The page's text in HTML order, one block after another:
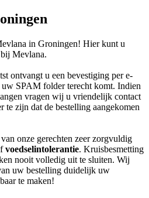
in Groningen! Hier kunt u
Mevlana.
ontvangt u een bevestiging per e-
SPAM folder terecht komt. Indien
vragen wij u vriendelijk contact
te zijn dat de bestelling aangekomen
onze gerechten zeer zorgvuldig
voedselintolerantie. Kruisbesmetting
nooit volledig uit te sluiten. Wij
uw bestelling duidelijk uw
te maken!